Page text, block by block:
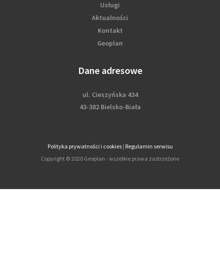
Usługi
Aktualności
Kontakt
Geoplan
Dane adresowe
ul. Cieszyńska 434
43-382 Bielsko-Biała
Polityka prywatności i cookies| Regulamin serwisu
Copyright © 2020 Geoplan - wszelkie prawa zastrzeżone